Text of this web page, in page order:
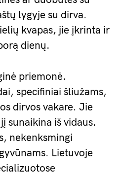
lygyje su dirva.
kvapas, jie įkrinta ir
dienų.
priemonė.
specifiniai šliužams,
dirvos vakare. Jie
sunaikina iš vidaus.
nekenksmingi
Lietuvoje